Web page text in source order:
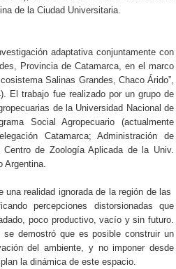
de la Ciudad Universitaria.
adaptativa conjuntamente con
Provincia de Catamarca, en el marco
Salinas Grandes, Chaco Árido”,
El trabajo fue realizado por un grupo de
de la Universidad Nacional de
Social Agropecuario (actualmente
Catamarca; Administración de
de Zoología Aplicada de la Univ.
Argentina.
realidad ignorada de la región de las
percepciones distorsionadas que
poco productivo, vacío y sin futuro.
demostró que es posible construir un
del ambiente, y no imponer desde
la dinámica de este espacio.